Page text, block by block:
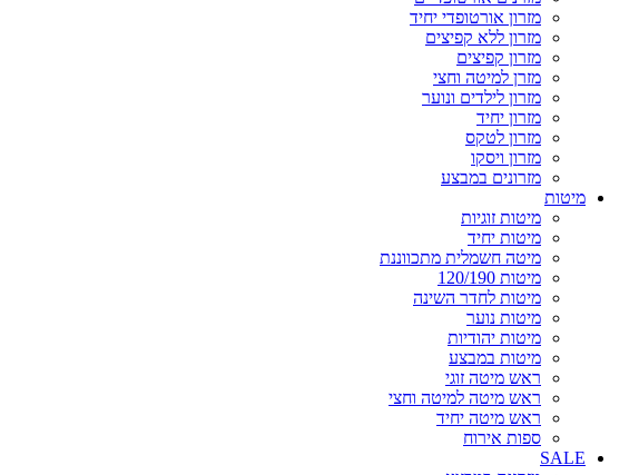
מזרון אורטופדי יחיד
מזרון ללא קפיצים
מזרון קפיצים
מזרן למיטה וחצי
מזרון לילדים ונוער
מזרון יחיד
מזרון לטקס
מזרון ויסקו
מזרונים במבצע
מיטות
מיטות זוגיות
מיטות יחיד
מיטה חשמלית מתכווננת
מיטות 120/190
מיטות לחדר השינה
מיטות נוער
מיטות יהודיות
מיטות במבצע
ראש מיטה זוגי
ראש מיטה למיטה וחצי
ראש מיטה יחיד
ספות אירוח
SALE